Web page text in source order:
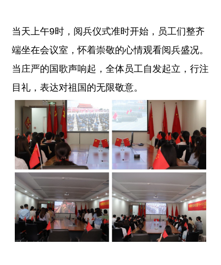
当天 上午9时，阅兵仪式准时开始，员工们整齐
端坐在会议室，怀着崇敬的心情观看阅兵盛况。
当庄严的国歌声响起，全体员工自发起立，行注
目礼，表达对祖国的无限敬意。